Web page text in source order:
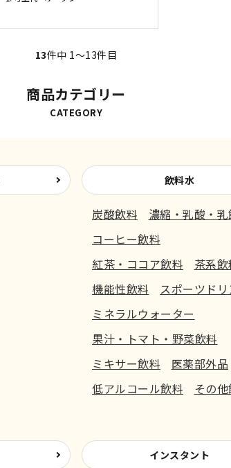
13件中 1〜13件目
商品カテゴリー
CATEGORY
飲料水
炭酸飲料
濃縮・乳酸・
コーヒー飲料
紅茶・ココア飲料
茶系
機能性飲料
スポーツド
ミネラルウォーター
果汁・トマト・野菜飲料
ミキサー飲料
医薬部外品
低アルコール飲料
その
インスタント